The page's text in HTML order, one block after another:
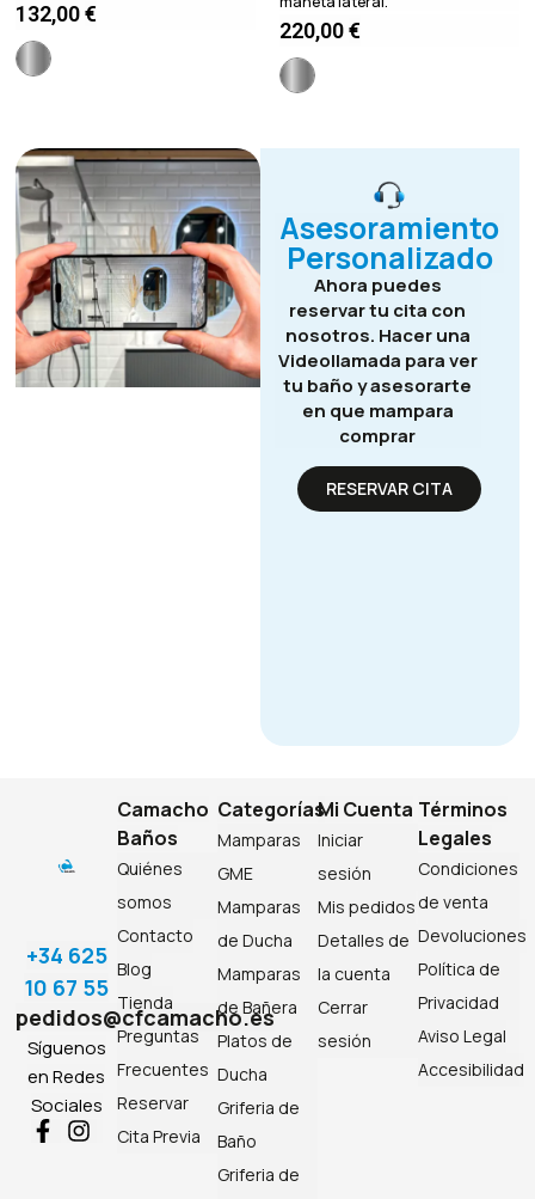
132,00€
220,00€
Asesoramiento
Personalizado
Ahora puedes
reservar tu cita con
nosotros. Hacer una
Videollamada para ver
tu baño y asesorarte
en que mampara
comprar
RESERVAR CITA
+34 625
10 67 55
pedidos@cfcamacho.es
Síguenos
en Redes
Sociales
Camacho
Baños
Quiénes
somos
Contacto
Blog
Tienda
Preguntas
Frecuentes
Reservar
Cita Previa
Categorías
Mamparas
GME
Mamparas
de Ducha
Mamparas
de Bañera
Platos de
Ducha
Griferia de
Baño
Griferia de
Mi Cuenta
Iniciar
sesión
Mis pedidos
Detalles de
la cuenta
Cerrar
sesión
Términos
Legales
Condiciones
de venta
Devoluciones
Política de
Privacidad
Aviso Legal
Accesibilidad